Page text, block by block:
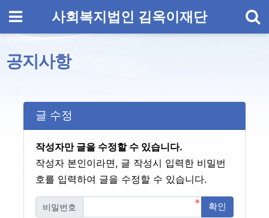
메뉴 사회복지법인 김옥이재단
공지사항
글 수정
작성자만 글을 수정할 수 있습니다.
작성자 본인이라면, 글 작성시 입력한 비밀번
호를 입력하여 글을 수정할 수 있습니다.
비밀번호
필수 확인